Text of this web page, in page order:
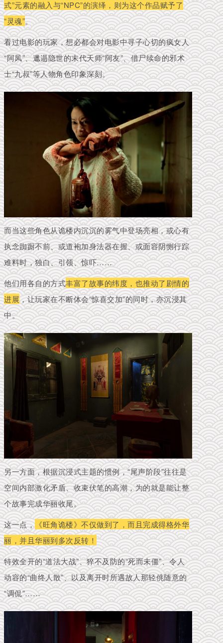
式”元素的融入与“NPC”的演绎，则为这个作品赋予了
“灵魂”。
看过电影的玩家，想必都会对电影中寻子心切的疯女人
“阿凤”、邋遢隐世的末代天师“阿友”、借尸续命的邪术
士“九叔”等人物角色印象深刻。
而当这些角色从诡楼内沉沉的雾气中登场亮相，或心有
执念踟蹰不前、或道袍加身法器在握、或面容阴恻行踪
难料时，独白、引领、惊吓……
他们用各自的方式丰富了故事的纬度，也推动了剧情的
进展，让玩家在不断体会“惊喜交加”的同时，亦沉浸其
中。
另一方面，根据沉浸式主题的惯例，“尾声阶段”往往是
空间内部激化矛盾、收束伏笔的高潮，为的就是能让整
个故事完成华丽收尾。
这一点， 《旺角诡楼》不仅做到了，而且完成得格外华
丽，并且华丽到多次反转！
特效全开的“道法大战”、猝不及防的“死而未僵”、令人
动容的“曲终人散”、以及离开时所遇故人那轻佻随意的
“调侃”……